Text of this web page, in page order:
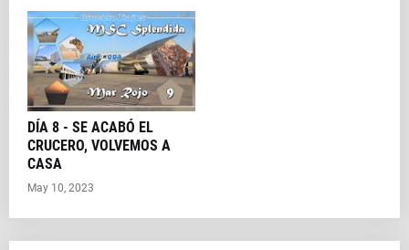
DÍA 8 - SE ACABÓ EL
CRUCERO, VOLVEMOS A
CASA
May 10, 2023